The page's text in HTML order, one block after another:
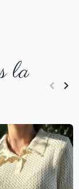
la
keyboard_arrow_left keyboard_arrow_right